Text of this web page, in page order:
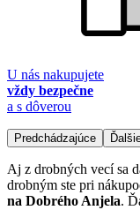
U nás nakupujete
vždy bezpečne
a s dôverou
Predchádzajúce
Aj z drobných vecí sa
drobným ste pri
na Dobrého Anjela.